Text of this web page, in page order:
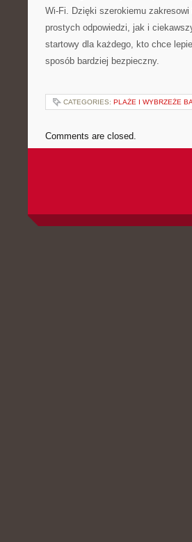
Wi-Fi. Dzięki szerokiemu
prostych odpowiedzi, jak i
startowy dla każdego, kto chce
sposób bardziej bezpieczny.
CATEGORIES: PLAŻE I WYBRZEŻE
Comments are closed.